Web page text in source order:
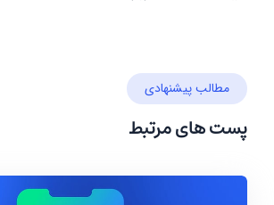
مطالب پیشنهادی
پست های مرتبط